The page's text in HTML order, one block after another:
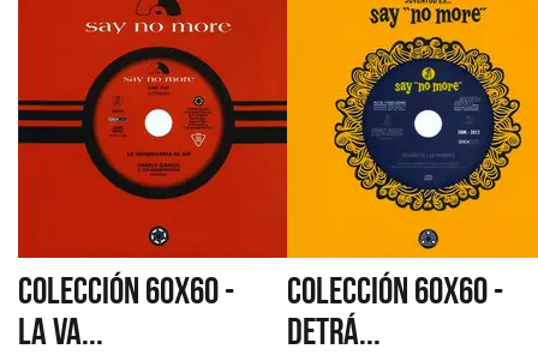
COLECCIÓN 60X60 -
LA VA...
COLECCIÓN 60X60 -
DETRÁ...